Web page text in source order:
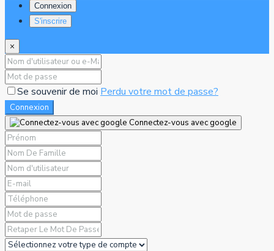
Connexion
S'inscrire
×
Se souvenir de moi Perdu votre mot de passe?
Connexion
Connectez-vous avec google